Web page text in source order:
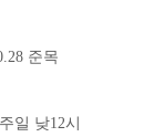
준목
일 낮12시